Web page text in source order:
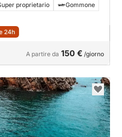
proprietario
Gommone
24h
A partire da 150 € /giorno